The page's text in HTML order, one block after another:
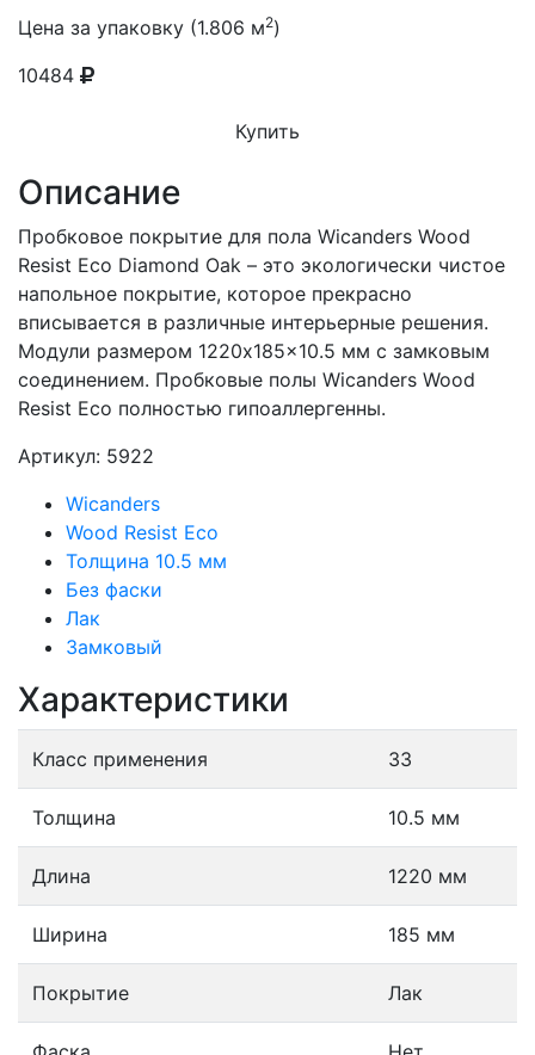
Цена за упаковку (1.806 м2)
10484
Купить
Описание
Пробковое покрытие для пола Wicanders Wood
Resist Eco Diamond Oak – это экологически чистое
напольное покрытие, которое прекрасно
вписывается в различные интерьерные решения.
Модули размером 1220x185x10.5 мм с замковым
соединением. Пробковые полы Wicanders Wood
Resist Eco полностью гипоаллергенны.
Артикул: 5922
Wicanders
Wood Resist Eco
Толщина 10.5 мм
Без фаски
Лак
Замковый
Характеристики
Класс применения 33
Толщина 10.5 мм
Длина 1220 мм
Ширина 185 мм
Покрытие Лак